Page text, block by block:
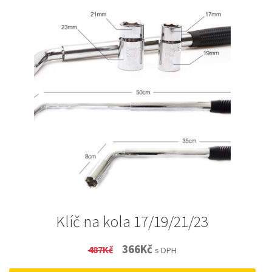
Klíč na kola 17/19/21/23
487Kč
Original
price
366KčCurrent
price
s DPH